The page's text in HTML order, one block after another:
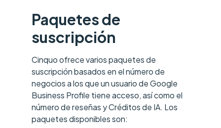
Paquetes de
suscripción
Cinquo ofrece varios paquetes de
suscripción basados en el número de
negocios a los que un usuario de Google
Business Profile tiene acceso, así como el
número de reseñas y Créditos de IA. Los
paquetes disponibles son: